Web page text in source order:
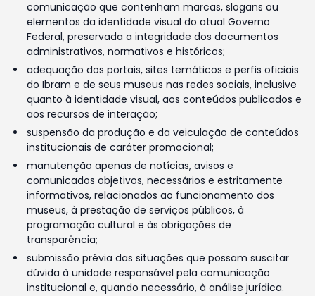
comunicação que contenham marcas, slogans ou
elementos da identidade visual do atual Governo
Federal, preservada a integridade dos documentos
administrativos, normativos e históricos;
adequação dos portais, sites temáticos e perfis oficiais
do Ibram e de seus museus nas redes sociais, inclusive
quanto à identidade visual, aos conteúdos publicados e
aos recursos de interação;
suspensão da produção e da veiculação de conteúdos
institucionais de caráter promocional;
manutenção apenas de notícias, avisos e
comunicados objetivos, necessários e estritamente
informativos, relacionados ao funcionamento dos
museus, à prestação de serviços públicos, à
programação cultural e às obrigações de
transparência;
submissão prévia das situações que possam suscitar
dúvida à unidade responsável pela comunicação
institucional e, quando necessário, à análise jurídica.